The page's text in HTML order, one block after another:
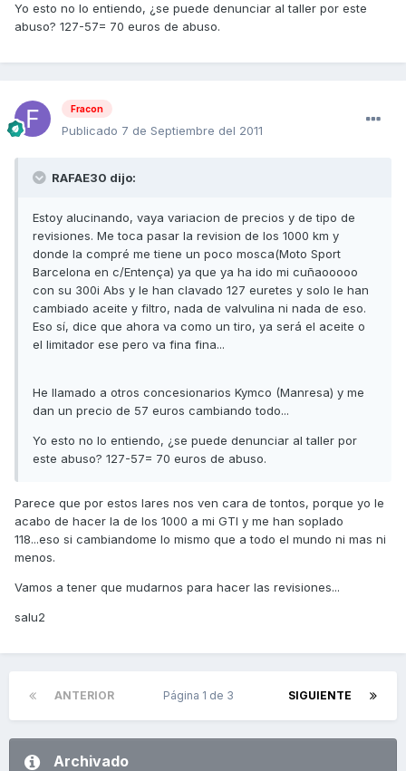
Yo esto no lo entiendo, ¿se puede denunciar al taller por este
abuso? 127-57= 70 euros de abuso.
Fracon
Publicado 7 de Septiembre del 2011
RAFAE30 dijo:
Estoy alucinando, vaya variacion de precios y de tipo de
revisiones. Me toca pasar la revision de los 1000 km y
donde la compré me tiene un poco mosca(Moto Sport
Barcelona en c/Entença) ya que ya ha ido mi cuñaooooo
con su 300i Abs y le han clavado 127 euretes y solo le han
cambiado aceite y filtro, nada de valvulina ni nada de eso.
Eso sí, dice que ahora va como un tiro, ya será el aceite o
el limitador ese pero va fina fina...
He llamado a otros concesionarios Kymco (Manresa) y me
dan un precio de 57 euros cambiando todo...
Yo esto no lo entiendo, ¿se puede denunciar al taller por
este abuso? 127-57= 70 euros de abuso.
Parece que por estos lares nos ven cara de tontos, porque yo le
acabo de hacer la de los 1000 a mi GTI y me han soplado
118...eso si cambiandome lo mismo que a todo el mundo ni mas ni
menos.
Vamos a tener que mudarnos para hacer las revisiones...
salu2
ANTERIOR SIGUIENTE
Página 1 de 3
Archivado